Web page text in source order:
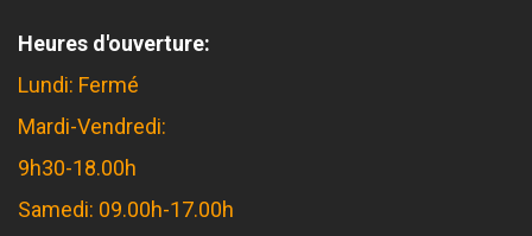
Heures d'ouverture:
Lundi: Fermé
Mardi-Vendredi:
9h30-18.00h
Samedi: 09.00h-17.00h